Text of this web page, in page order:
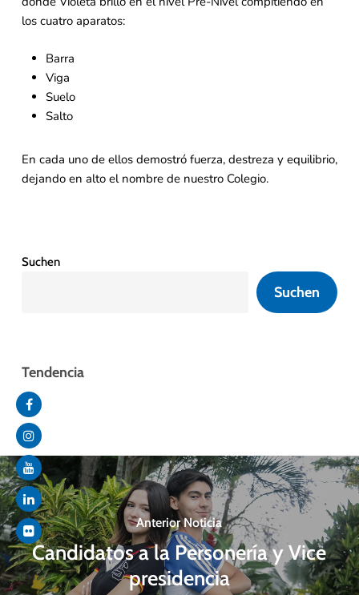
los cuatro aparatos:
Barra
Viga
Suelo
Salto
En cada uno de ellos demostró fuerza, destreza y equilibrio,
dejando en alto el nombre de nuestro Colegio.
Suchen
Suchen
Tendencia
Anterior Noticia
Candidatos a la Personería y Vice
presidencia